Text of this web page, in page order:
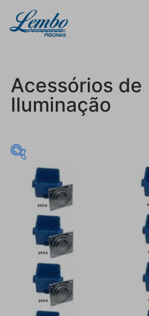
Acessórios de
Iluminação
R$ 195
195
Promoção